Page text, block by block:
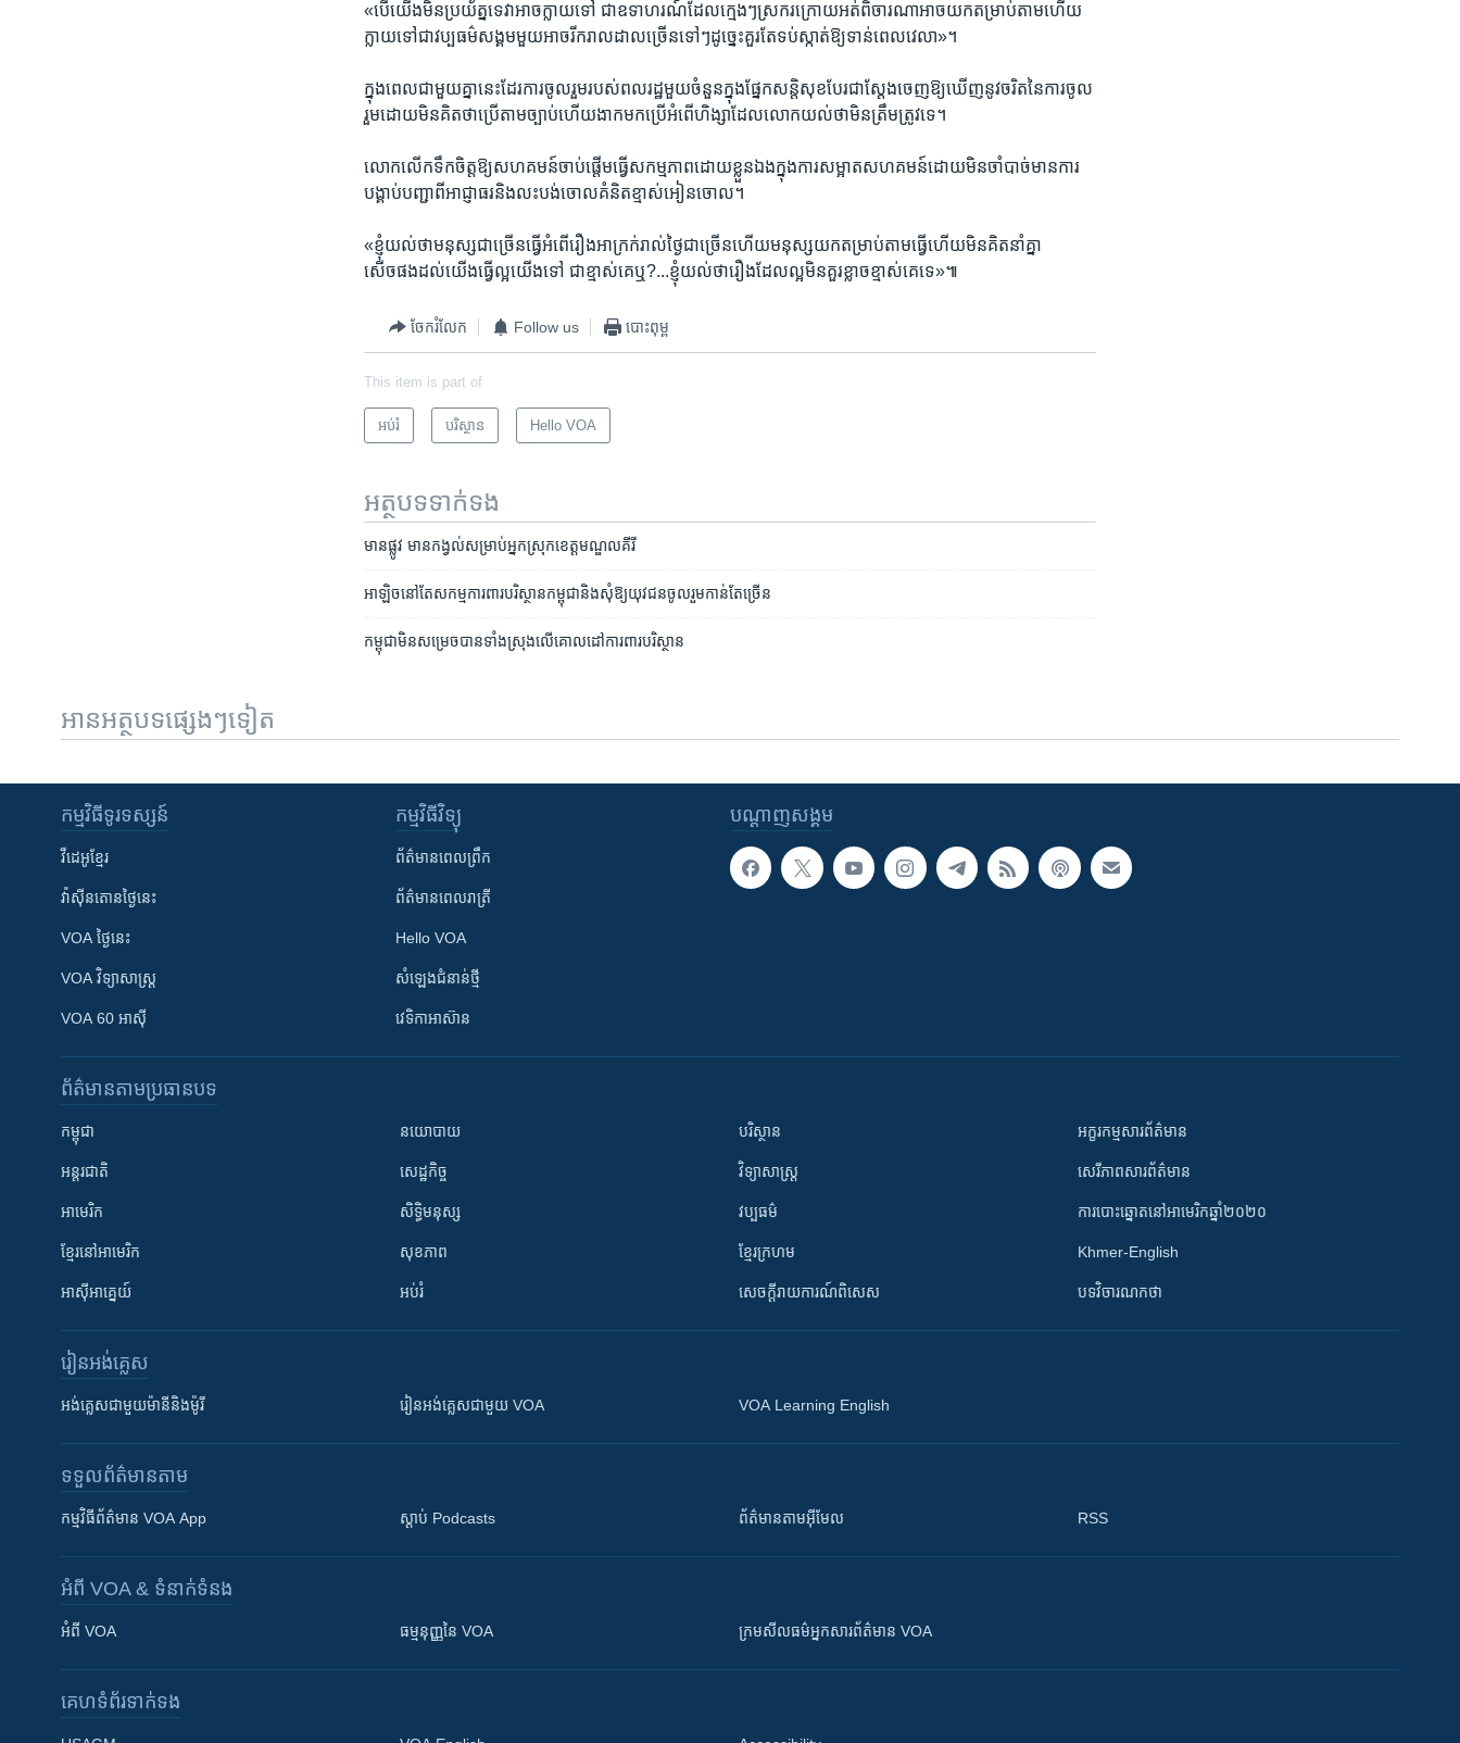
«បើ​យើង​មិន​ប្រយ័ត្ន​ទេ​វា​អាច​ក្លាយ​ទៅ ជា​ឧទាហរណ៍​ដែល​ក្មេងៗ​ស្រករ​ក្រោយ​អត់​ពិចារណា​អាច​យក​តម្រាប់​តាម​ហើយ​
ក្លាយ​ទៅ​ជា​វប្បធម៌​សង្គម​មួយ​អាច​រីករាលដាល​ច្រើន​ទៅៗដូច្នេះ​គួរ​តែ​ទប់​ស្កាត់​ឱ្យ​ទាន់​ពេល​វេលា‍»។​
ក្នុង​ពេល​ជាមួយ​គ្នា​នេះ​ដែរ​ការចូលរួម​របស់​ពលរដ្ឋ​មួយ​ចំនួន​ក្នុង​ផ្នែក​សន្តិសុខ​បែរ​ជា​ស្តែង​ចេញ​ឱ្យឃើញ​នូវ​ចរិត​នៃការ​ចូល
រួមដោយមិន​គិត​ថា​ប្រើ​តាម​ច្បាប់​ហើយ​ងាក​មក​ប្រើ​អំពើ​ហិង្សា​ដែល​លោក​យល់​ថា​មិន​ត្រឹមត្រូវ​ទេ​។
លោក​លើក​ទឹកចិត្ត​ឱ្យ​សហគមន៍​ចាប់​ផ្តើម​ធ្វើ​សកម្មភាព​ដោយ​ខ្លួន​ឯងក្នុង​ការ​សម្អាត​សហគមន៍ដោយ​មិន​ចាំ​បាច់​មាន​ការ​
បង្គាប់​បញ្ជា​ពី​អាជ្ញាធរ​និង​លះបង់​ចោល​គំនិត​ខ្មាស់​អៀនចោល។
«ខ្ញុំ​យល់​ថា​មនុស្ស​ជាច្រើន​ធ្វើ​អំពើ​រឿង​អាក្រក់​រាល់​ថ្ងៃ​ជាច្រើន​ហើយ​មនុស្ស​យក​តម្រាប់​តាម​ធ្វើហើយ​មិន​គិតនាំ​គ្នា​
សើចផង​ដល់​យើង​ធ្វើ​ល្អ​យើង​ទៅ ជា​ខ្មាស់​គេ​ឬ?‍...ខ្ញុំ​យល់​ថា​រឿង​ដែល​ល្អ​មិន​គួរ​ខ្លាចខ្មាស់​គេ​ទេ»៕
ចែករំលែក Follow us បោះពុម្ព
This item is part of
អប់រំ បរិស្ថាន Hello VOA
អត្ថបទ​ទាក់ទង
មាន​ផ្លូវ​ មាន​កង្វល់​សម្រាប់​អ្នក​ស្រុក​ខេត្ត​មណ្ឌលគីរី
អាឡិច​នៅ​តែ​សកម្មការពារ​បរិស្ថាន​កម្ពុជា​និង​សុំ​ឱ្យ​យុវជន​ចូលរួម​កាន់​តែ​ច្រើន
កម្ពុជា​មិន​សម្រេច​បាន​ទាំង​ស្រុង​លើ​គោលដៅ​ការពារ​បរិស្ថាន
អានអត្ថបទផ្សេងៗទៀត
បណ្តាញ​សង្គម
កម្មវិធី​ទូរទស្សន៍
វីដេអូ​ខ្មែរ
វ៉ាស៊ីនតោន​ថ្ងៃ​នេះ
VOA ថ្ងៃនេះ
VOA ​វិទ្យាសាស្ត្រ
VOA 60 អាស៊ី
កម្មវិធី​វិទ្យុ
ព័ត៌មាន​ពេល​ព្រឹក
ព័ត៌មាន​​ពេល​រាត្រី
Hello VOA
សំឡេង​ជំនាន់​ថ្មី
វេទិកា​អាស៊ាន
ព័ត៌មាន​តាមប្រធានបទ​
កម្ពុជា
អន្តរជាតិ
អាមេរិក
ខ្មែរ​នៅអាមេរិក
អាស៊ីអាគ្នេយ៍
នយោបាយ
សេដ្ឋកិច្ច
សិទ្ធិមនុស្ស
សុខភាព
អប់រំ
បរិស្ថាន
វិទ្យាសាស្រ្ត
វប្បធម៌
ខ្មែរក្រហម
សេចក្តីរាយការណ៍ពិសេស
អក្ខរកម្មសារព័ត៌មាន
សេរីភាពសារព័ត៌មាន
ការបោះឆ្នោតនៅអាមេរិកឆ្នាំ២០២០
Khmer-English
បទវិចារណកថា
រៀន​​អង់គ្លេស
អង់គ្លេស​ជាមួយ​ម៉ានី​និង​ម៉ូរី រៀន​​​​​​អង់គ្លេស​​ជាមួយ VOA VOA Learning English
ទទួល​ព័ត៌មាន​តាម
កម្មវិធី​ព័ត៌មាន VOA App ស្តាប់ Podcasts ព័ត៌មាន​តាម​អ៊ីមែល RSS
អំពី​ VOA & ទំនាក់ទំនង
អំពី​ VOA ធម្មនុញ្ញ​នៃ VOA ក្រម​​​សីលធម៌​​​អ្នក​​​សារព័ត៌មាន VOA
គេហទំព័រ​​ទាក់ទង